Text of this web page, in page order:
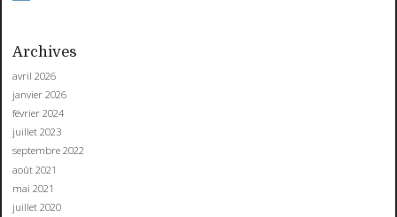
Archives
avril 2026
janvier 2026
février 2024
juillet 2023
septembre 2022
août 2021
mai 2021
juillet 2020